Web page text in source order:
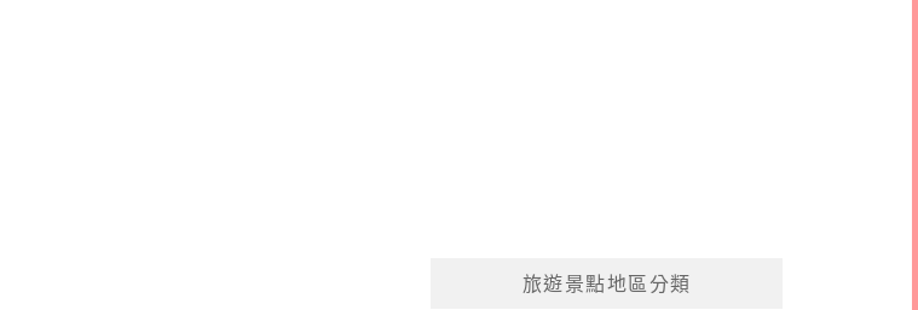
旅遊景點地區分類